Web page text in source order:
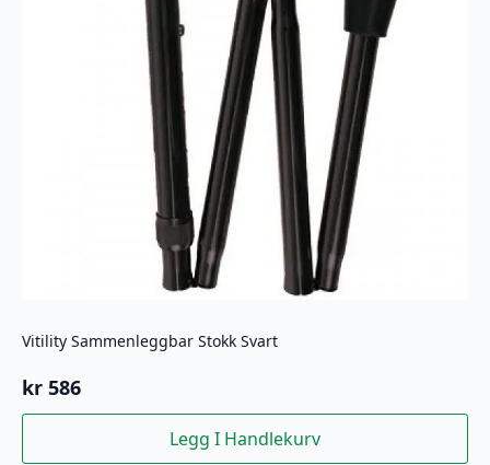
Vitility Sammenleggbar Stokk Svart
kr 586
Legg I Handlekurv